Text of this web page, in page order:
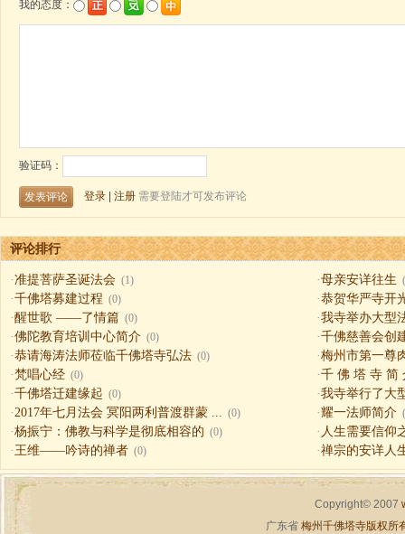
评论排行
·准提菩萨圣诞法会 (1) ·母亲安详往生
·千佛塔募建过程 (0) ·恭贺华严寺开
·醒世歌 ——了情篇 (0) ·我寺举办大型
·佛陀教育培训中心简介 (0) ·千佛慈善会创
·恭请海涛法师莅临千佛塔寺弘法 (0) ·梅州市第一尊
·梵唱心经 (0) ·千 佛 塔 寺 简
·千佛塔迁建缘起 (0) ·我寺举行了大
·2017年七月法会 冥阳两利普渡群蒙 ... (0) ·耀一法师简介
·杨振宁：佛教与科学是彻底相容的 (0) · 人生需要信仰
·王维——吟诗的禅者 (0) ·禅宗的安详人
Copyright© 2007
广东省 梅州千佛塔寺版权所